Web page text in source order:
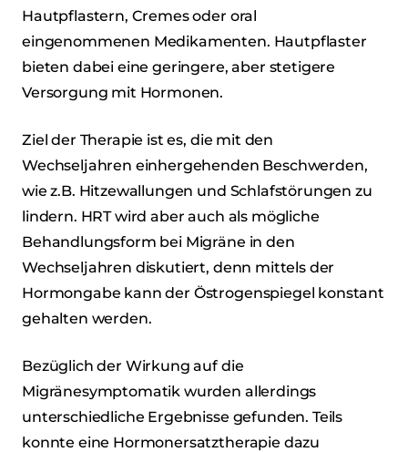
Hautpflastern, Cremes oder oral
eingenommenen Medikamenten. Hautpflaster
bieten dabei eine geringere, aber stetigere
Versorgung mit Hormonen.
Ziel der Therapie ist es, die mit den
Wechseljahren einhergehenden Beschwerden,
wie z.B. Hitzewallungen und Schlafstörungen zu
lindern. HRT wird aber auch als mögliche
Behandlungsform bei Migräne in den
Wechseljahren diskutiert, denn mittels der
Hormongabe kann der Östrogenspiegel konstant
gehalten werden.
Bezüglich der Wirkung auf die
Migränesymptomatik wurden allerdings
unterschiedliche Ergebnisse gefunden. Teils
konnte eine Hormonersatztherapie dazu